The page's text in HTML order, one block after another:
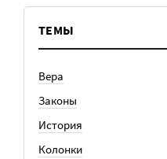
ТЕМЫ
Вера
Законы
История
Колонки